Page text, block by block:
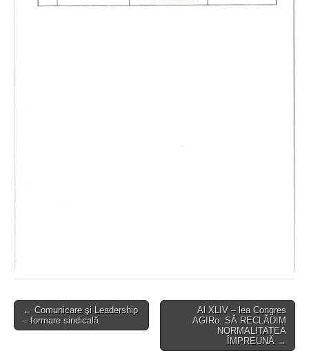
Post
navigation
← Comunicare şi Leadership
– formare sindicală
Al XLIV – lea Congres
AGIRo: SĂ RECLĂDIM
NORMALITATEA
ÎMPREUNĂ →